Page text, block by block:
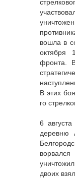
вошла в
октября
фронта. В
В этих
го
6
деревню
двоих